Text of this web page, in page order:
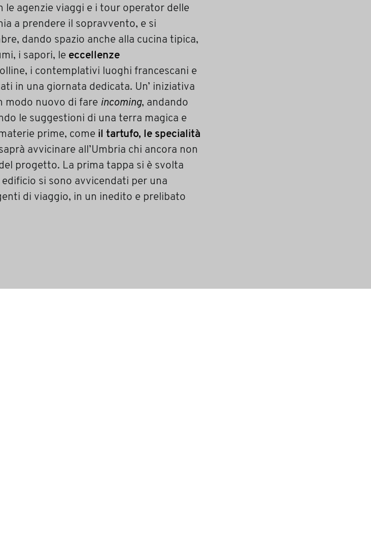
agenzie viaggi e i tour operator delle
a prendere il sopravvento, e si
dando spazio anche alla cucina tipica,
i sapori, le eccellenze
i contemplativi luoghi francescani e
in una giornata dedicata. Un’ iniziativa
modo nuovo di fare incoming, andando
le suggestioni di una terra magica e
prime, come il tartufo, le specialità
avvicinare all’Umbria chi ancora non
progetto. La prima tappa si è svolta
si sono avvicendati per una
di viaggio, in un inedito e prelibato